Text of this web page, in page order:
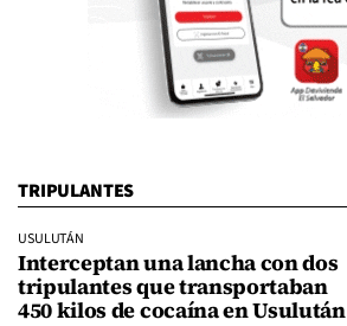
TRIPULANTES
USULUTÁN
Interceptan una lancha con dos
tripulantes que transportaban
450 kilos de cocaína en Usulután